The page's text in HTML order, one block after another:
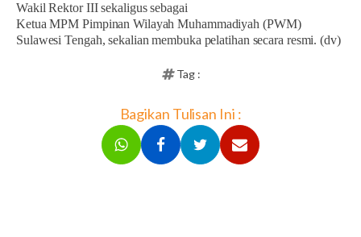
Wakil Rektor III sekaligus sebagai
Ketua MPM Pimpinan Wilayah Muhammadiyah (PWM)
Sulawesi Tengah, sekalian membuka pelatihan secara resmi. (dv)
Tag :
Bagikan Tulisan Ini :